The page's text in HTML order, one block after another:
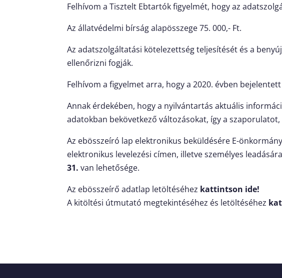
Felhívom a Tisztelt Ebtartók figyelmét, hogy az
Az állatvédelmi bírság alapösszege 75. 000,- Ft.
Az adatszolgáltatási kötelezettség teljesítését és a
ellenőrizni fogják.
Felhívom a figyelmet arra, hogy a 2020. évben
Annak érdekében, hogy a nyilvántartás aktuális
adatokban bekövetkező változásokat, így a szaporulatot,
Az ebösszeíró lap elektronikus beküldésére E-
elektronikus levelezési címen, illetve személyes
31. van lehetősége.
Az ebösszeírő adatlap letöltéséhez kattintson ide!
A kitöltési útmutató megtekintéséhez és letöltéséhez